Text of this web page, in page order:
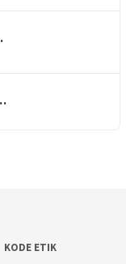
KODE ETIK